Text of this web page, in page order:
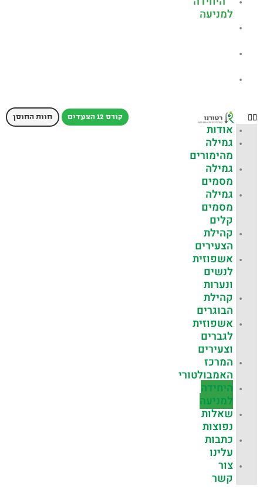
למניעה
שאלות
כתבות
צור
אודות
גמילה
מהימורים
גמילה
מסמים
גמילה
מסמים
קלים
קהילת
הצעירים
אשפוזית
לנשים
ונערות
קהילת
הבוגרים
אשפוזית
לגברים
וצעירים
המרכז
האמבולטורי
היחידה
למניעה
שאלות
נפוצות
כתבות
עלינו
צור
קשר
קורס 12 הצעדים חוות החוסן